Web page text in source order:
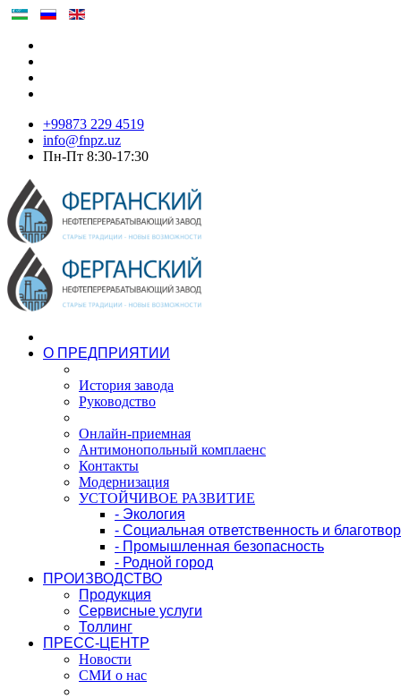
+99873 229 4519
info@fnpz.uz
Пн-Пт 8:30-17:30
О ПРЕДПРИЯТИИ
История завода
Руководство
Онлайн-приемная
Антимонопольный комплаенс
Контакты
Модернизация
УСТОЙЧИВОЕ РАЗВИТИЕ
- Экология
- Социальная ответственность и
- Промышленная безопасность
- Родной город
ПРОИЗВОДСТВО
Продукция
Сервисные услуги
Толлинг
ПРЕСС-ЦЕНТР
Новости
СМИ о нас